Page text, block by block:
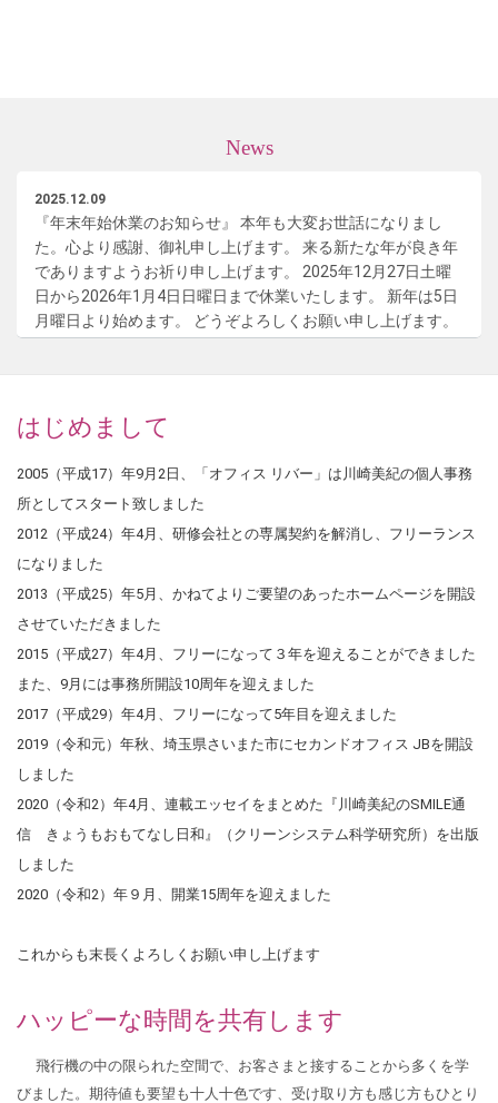
News
2025.12.09
『年末年始休業のお知らせ』 本年も大変お世話になりまし
た。心より感謝、御礼申し上げます。 来る新たな年が良き年
でありますようお祈り申し上げます。 2025年12月27日土曜
日から2026年1月4日日曜日まで休業いたします。 新年は5日
月曜日より始めます。 どうぞよろしくお願い申し上げます。
2025（令和７）年8月12日火曜日から19日火曜日まで休業い
たします。20日水曜日より通常通りでございます。どうぞよ
ろしくお願い申し上げます。
『年末年始休業のお知らせ』 2024（令和６）年12月28日土
曜日から2025（令和７）年1月5日日曜日まで休業いたしま
す。新年は6日月曜日から開始いたします。新しい年もどうぞ
よろしくお願い申し上げます。
2024.10.10
昨年、116コーチング＆パートナーズ様と業務契約をしまし
た。新たなお客様との出会いに感謝しております。 こちらか
らのご依頼もお受けしております。また、コーチングなどの
シリテーターをご紹介させていただきます。ぜひご活用くだ
さい。
2024.10.09
ホームページの更新が滞っておりました。 手が回らなかっ
た！、また心新たに発信してまいります。どうぞよろしくお
『夏季休業のお知らせ』2023年8月11日金曜日・山の日から
夏季休業いたします。21日月曜日より通常通りでございま
す。ご不便おかけいたしますが、どうぞよろしくお願い申し
はじめまして
2005（平成17）年9月2日、「オフィス リバー」は川崎美紀の個人事務
所としてスタート致しました
2012（平成24）年4月、研修会社との専属契約を解消し、フリーランス
になりました
2013（平成25）年5月、かねてよりご要望のあったホームページを開設
させていただきました
2015（平成27）年4月、フリーになって３年を迎えることができました
また、9月には事務所開設10周年を迎えました
2017（平成29）年4月、フリーになって5年目を迎えました
2019（令和元）年秋、埼玉県さいまた市にセカンドオフィス JBを開設
しました
2020（令和2）年4月、連載エッセイをまとめた『川崎美紀のSMILE通
信 きょうもおもてなし日和』（クリーンシステム科学研究所）を出版
しました
2020（令和2）年９月、開業15周年を迎えました
これからも末長くよろしくお願い申し上げます
ハッピーな時間を共有します
飛行機の中の限られた空間で、お客さまと接することから多くを学
びました。期待値も要望も十人十色です、受け取り方も感じ方もひとり